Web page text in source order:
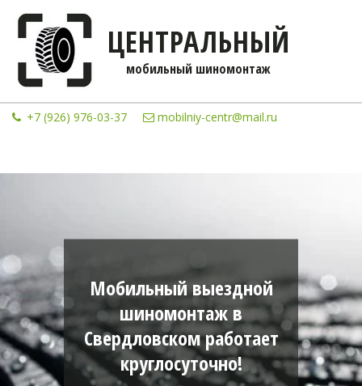
ЦЕНТРАЛЬНЫЙ
мобильны­­й шиномонтаж
+7 (926) 976-03-37 mobilniy-centr@mail.ru
Мобильный выездной
шиномонтаж в
Свердловском работает
круглосуточно!